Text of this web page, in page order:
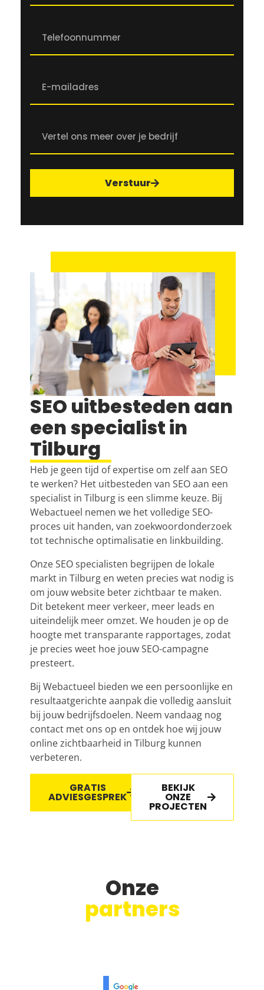
Verstuur
SEO uitbesteden aan
een specialist in
Tilburg
Heb je geen tijd of expertise om zelf aan SEO
te werken? Het uitbesteden van SEO aan een
specialist in Tilburg is een slimme keuze. Bij
Webactueel nemen we het volledige SEO-
proces uit handen, van zoekwoordonderzoek
tot technische optimalisatie en linkbuilding.
Onze SEO specialisten begrijpen de lokale
markt in Tilburg en weten precies wat nodig is
om jouw website beter zichtbaar te maken.
Dit betekent meer verkeer, meer leads en
uiteindelijk meer omzet. We houden je op de
hoogte met transparante rapportages, zodat
je precies weet hoe jouw SEO-campagne
presteert.
Bij Webactueel bieden we een persoonlijke en
resultaatgerichte aanpak die volledig aansluit
bij jouw bedrijfsdoelen. Neem vandaag nog
contact met ons op en ontdek hoe wij jouw
online zichtbaarheid in Tilburg kunnen
verbeteren.
GRATIS
ADVIESGESPREK
BEKIJK
ONZE
PROJECTEN
Onze
partners